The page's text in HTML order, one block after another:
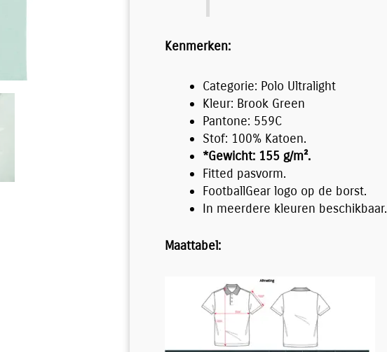
Kenmerken:
Categorie: Polo Ultralight
Kleur: Brook Green
Pantone: 559C
Stof: 100% Katoen.
*Gewicht: 155 g/m².
Fitted pasvorm.
FootballGear logo op de borst.
In meerdere kleuren beschikbaar.
Maattabel: